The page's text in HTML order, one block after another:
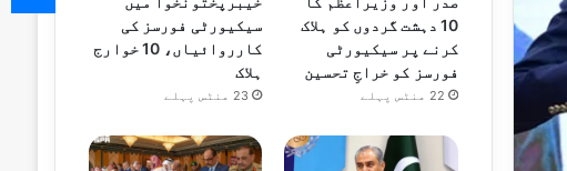
10 دہشت گردوں کو ہلاک
کرنے پر سیکیورٹی
فورسز کو خراجِ تحسین
22 منٹس پہلے
سیکیورٹی فورسز کی
کارروائیاں، 10 خوارج
ہلاک
23 منٹس پہلے